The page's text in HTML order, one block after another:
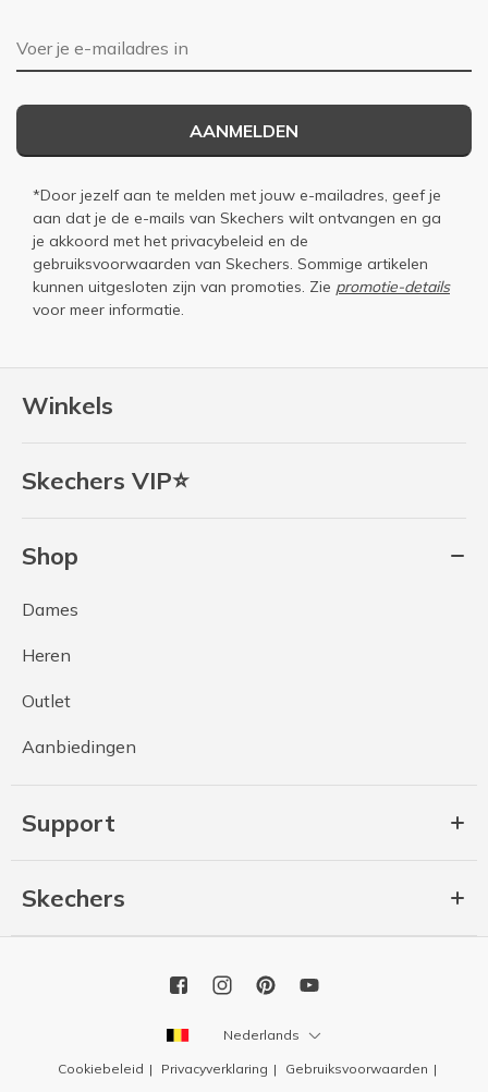
Winkels
Skechers VIP⭐
Shop
Dames
Heren
Outlet
Aanbiedingen
Support
Skechers
E-mailadres
AANMELDEN
*Door jezelf aan te melden met jouw e-mailadres, geef je
aan dat je de e-mails van Skechers wilt ontvangen en ga
je akkoord met het privacybeleid en de
gebruiksvoorwaarden van Skechers. Sommige artikelen
kunnen uitgesloten zijn van promoties. Zie promotie-details
voor meer informatie.
Nederlands
Cookiebeleid Privacyverklaring Gebruiksvoorwaarden